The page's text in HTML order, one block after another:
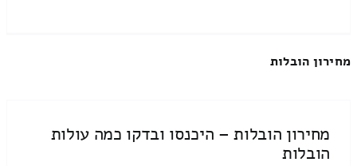
מחירון הובלות
מחירון הובלות – היכנסו ובדקו כמה עולות
הובלות